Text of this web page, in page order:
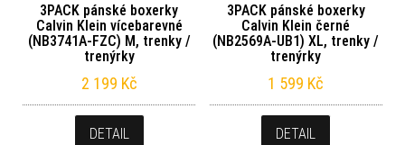
3PACK pánské boxerky
Calvin Klein vícebarevné
(NB3741A-FZC) M, trenky /
trenýrky
2 199 Kč
DETAIL
3PACK pánské boxerky
Calvin Klein černé
(NB2569A-UB1) XL, trenky /
trenýrky
1 599 Kč
DETAIL